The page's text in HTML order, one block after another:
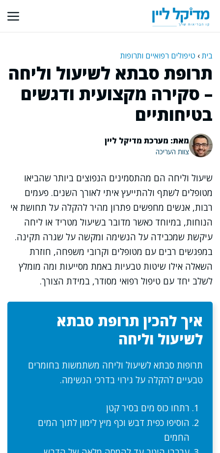
לתוכן
בית› טיפולים רפואיים ותרופות
תרופת סבתא לשיעול וליחה
– סקירה מקצועית ודגשים
בטיחותיים
מאת: מערכת מדיקל ליין
צוות העריכה
שיעול וליחה הם מהתסמינים הנפוצים ביותר שהביאו
מטופלים לשתף ולהתייעץ איתי לאורך השנים. פעמים
רבות, אנשים מחפשים פתרון מהיר להקלה על תחושת אי
הנוחות, במיוחד כאשר מדובר בשיעול מטריד או ליחה
עיקשת שמכבידה על הנשימה ומקשה על שגרה תקינה.
במפגשים רבים עם מטופלים וקרובי משפחה, חוזרת
השאלה אילו שיטות טבעיות באמת מסייעות ומה מומלץ
לשלב יחד עם טיפול רפואי מסודר, במידת הצורך.
איך להכין תרופת סבתא
לשיעול וליחה
תרופות סבתא לשיעול וליחה משתמשות בחומרים
טבעיים להקלה על גירוי בדרכי הנשימה.
רתחו כוס מים בסיר קטן
הוסיפו כפית דבש וכף מיץ לימון לתוך המים
החמים